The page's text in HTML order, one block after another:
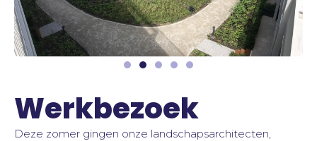
Werkbezoek
Deze zomer gingen onze landschapsarchitecten,